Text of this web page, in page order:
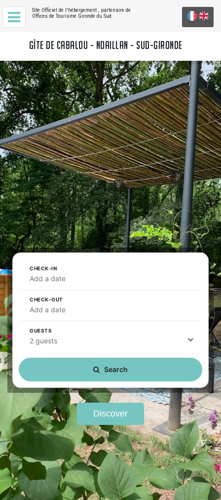
Site Officiel de l'hébergement , partenaire de
Offices de Tourisme Gironde du Sud
GÎTE DE CABALOU - NOAILLAN - SUD-GIRONDE
CHECK-IN
Add a date
CHECK-OUT
Add a date
GUESTS
2 guests
Search
Discover